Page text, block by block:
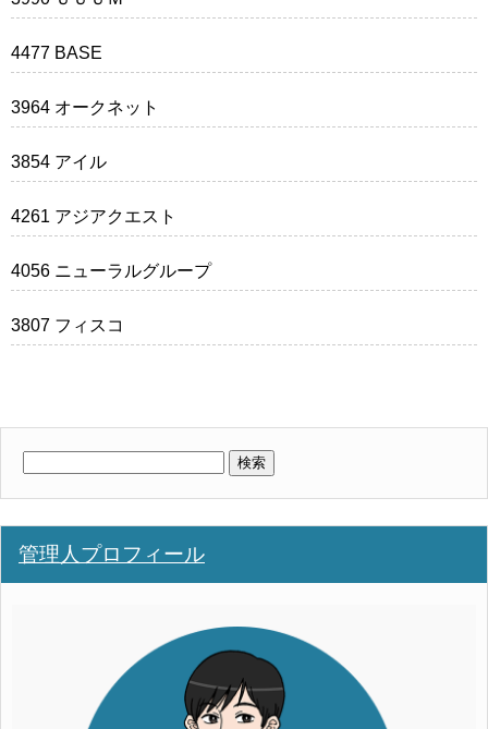
4477 BASE
3964 オークネット
3854 アイル
4261 アジアクエスト
4056 ニューラルグループ
3807 フィスコ
管理人プロフィール